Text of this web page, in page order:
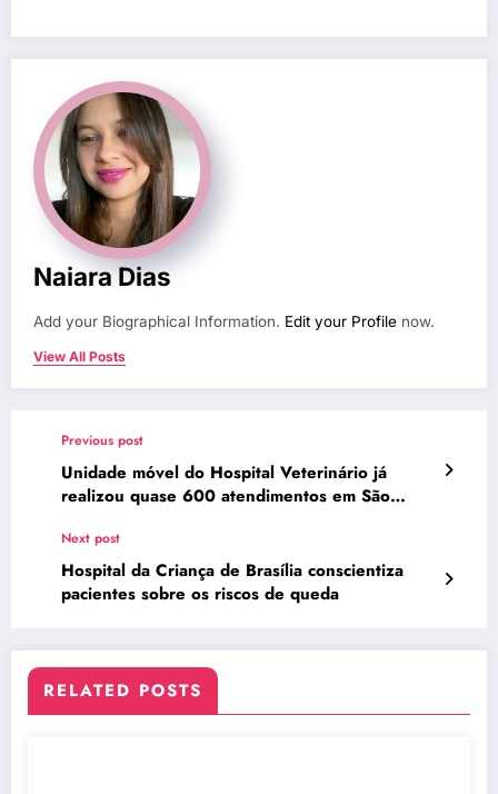
Naiara Dias
Add your Biographical Information. Edit your Profile now.
View All Posts
Previous post
Unidade móvel do Hospital Veterinário já
realizou quase 600 atendimentos em São
Next post
Hospital da Criança de Brasília conscientiza
pacientes sobre os riscos de queda
RELATED POSTS